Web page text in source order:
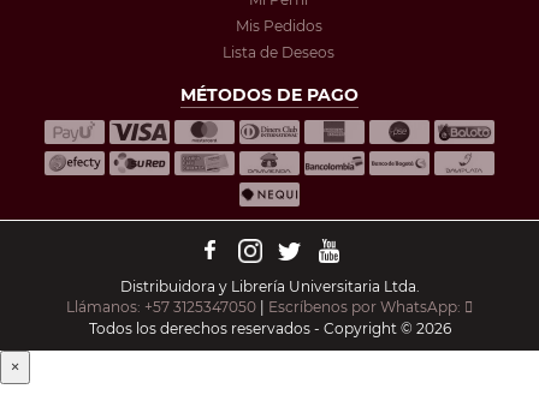
Mis Pedidos
Lista de Deseos
MÉTODOS DE PAGO
Distribuidora y Librería Universitaria Ltda.
Llámanos: +57 3125347050 | Escríbenos por WhatsApp:
Todos los derechos reservados - Copyright © 2026
×